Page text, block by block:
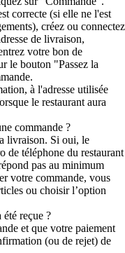
correcte (si elle ne l'est
créez ou connectez
de livraison,
votre bon de
le bouton "Passez la
à l'adresse utilisée
le restaurant aura
commande ?
livraison. Si oui, le
de téléphone du restaurant
pas au minimum
votre commande, vous
ou choisir l’option
reçue ?
et que votre paiement
(ou de rejet) de